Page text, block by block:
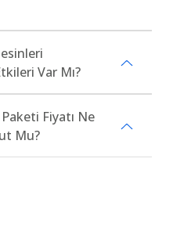
Var Mı?
Fiyatı Ne
Mu?